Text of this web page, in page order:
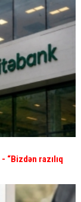
- “Bizdən razılıq